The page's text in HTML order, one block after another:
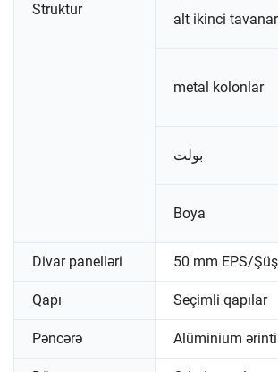
Struktur
alt ikinci
metal kolonlar
بولت
Boya
Divar panelləri 50 mm EPS/
Qapı Seçimli qapılar
Pəncərə Alüminium